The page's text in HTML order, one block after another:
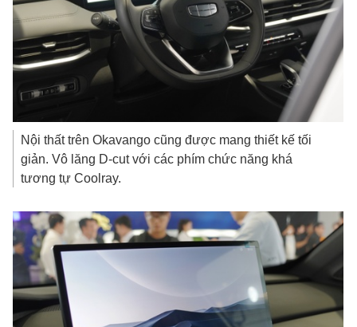
Nội thất trên Okavango cũng được mang thiết kế tối
giản. Vô lăng D-cut với các phím chức năng khá
tương tự Coolray.